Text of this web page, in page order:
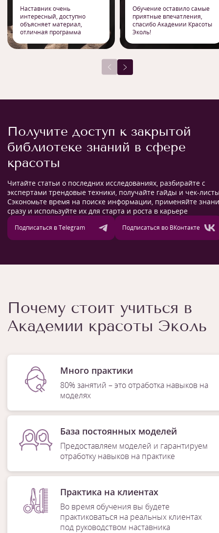
Наставник очень
интересный, доступно
объясняет материал,
отличная программа
Обучение оставило самые
приятные впечатления,
спасибо Академии Красоты
Эколь!
Получите доступ к закрытой
библиотеке знаний в сфере
красоты
Читайте статьи о последних исследованиях, разбирайте с
экспертами трендовые техники, получайте гайды и чек-
Сэкономьте время на поиске информации, применяйте
сразу и используйте их для старта и роста в карьере
Подписаться в Telegram Подписаться во ВКонтакте
Почему стоит учиться в
Академии красоты Эколь
Много практики
80% занятий – это отработка навыков на
моделях
База постоянных моделей
Предоставляем моделей и гарантируем
отработку навыков на практике
Практика на клиентах
Во время обучения вы будете
практиковаться на реальных клиентах
под руководством наставника